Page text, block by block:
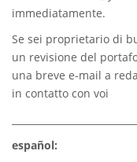
immediatamente.
Se sei proprietario di
un revisione del
una breve e-mail a
in contatto con voi
español: